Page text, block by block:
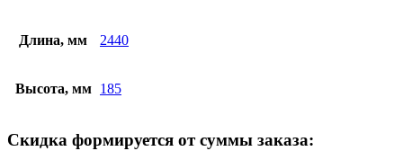
Длина, мм 2440
Высота, мм 185
Скидка формируется от суммы заказа: